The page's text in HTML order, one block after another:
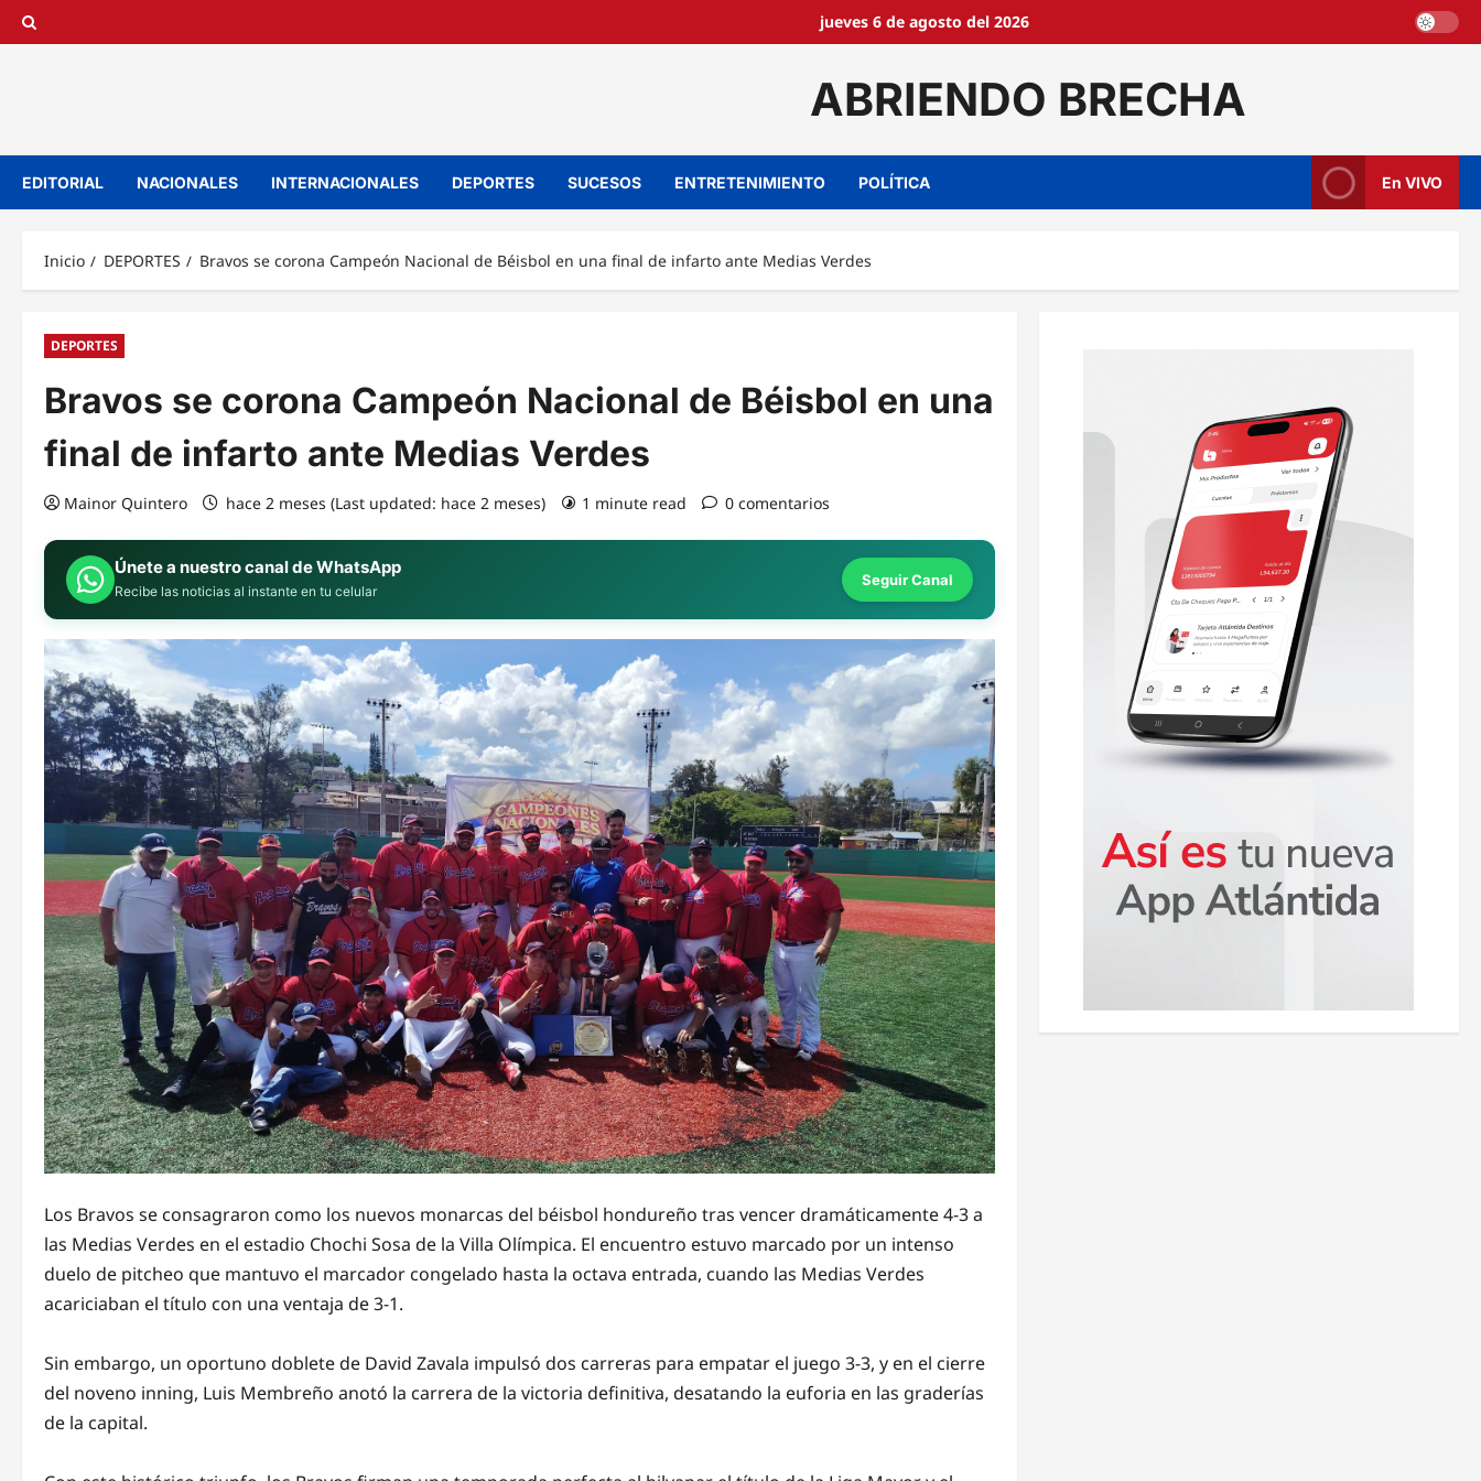
Saltar
jueves 6 de agosto del 2026
ABRIENDO BRECHA
EDITORIAL NACIONALES INTERNACIONALES DEPORTES SUCESOS ENTRETENIMIENTO POLÍTICA En VIVO
Inicio DEPORTES Bravos se corona Campeón Nacional de Béisbol en una final de infarto ante Medias Verdes
DEPORTES
Bravos se corona Campeón Nacional de Béisbol en una
final de infarto ante Medias Verdes
Mainor Quintero hace 2 meses (Last updated: hace 2 meses) 1 minute read 0 comentarios
Únete a nuestro canal de WhatsApp
Recibe las noticias al instante en tu celular
Seguir Canal
Los Bravos se consagraron como los nuevos monarcas del béisbol hondureño tras vencer dramáticamente 4-3 a
las Medias Verdes en el estadio Chochi Sosa de la Villa Olímpica. El encuentro estuvo marcado por un intenso
duelo de pitcheo que mantuvo el marcador congelado hasta la octava entrada, cuando las Medias Verdes
acariciaban el título con una ventaja de 3-1.
Sin embargo, un oportuno doblete de David Zavala impulsó dos carreras para empatar el juego 3-3, y en el cierre
del noveno inning, Luis Membreño anotó la carrera de la victoria definitiva, desatando la euforia en las graderías
de la capital.